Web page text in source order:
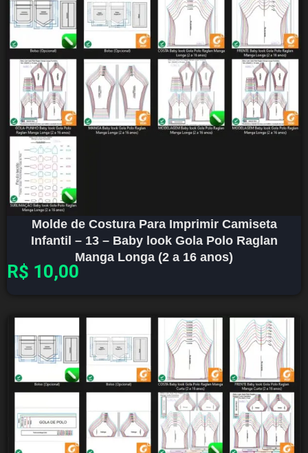
Molde de Costura Para Imprimir Camiseta
Infantil – 13 – Baby look Gola Polo Raglan
Manga Longa (2 a 16 anos)
R$ 10,00